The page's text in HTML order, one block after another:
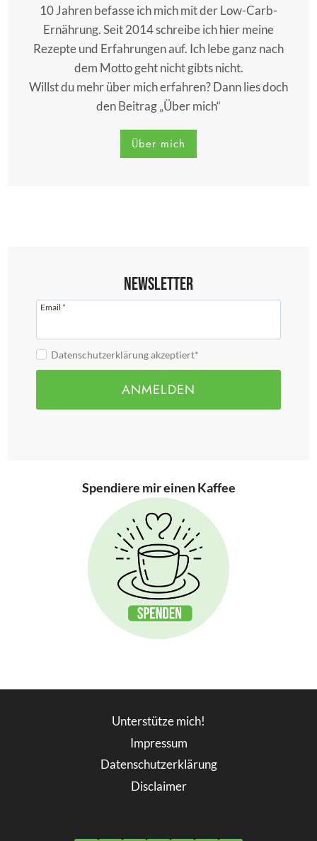
10 Jahren befasse ich mich mit der Low-Carb-
Ernährung. Seit 2014 schreibe ich hier meine
Rezepte und Erfahrungen auf. Ich lebe ganz nach
dem Motto geht nicht gibts nicht.
Willst du mehr über mich erfahren? Dann lies doch
den Beitrag „Über mich“
Über mich
Newsletter
Email *
Datenschutzerklärung akzeptiert*
ANMELDEN
Spendiere mir einen Kaffee
Unterstütze mich!
Impressum
Datenschutzerklärung
Disclaimer